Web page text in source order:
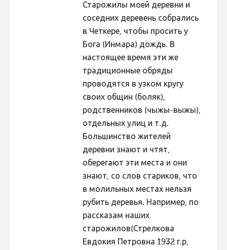
Старожилы моей деревни и
соседних деревень собрались
в Четкере, чтобы просить у
Бога (Инмара) дождь. В
настоящее время эти же
традиционные обряды
проводятся в узком кругу
своих общин (боляк),
родственников (чыжы-выжы),
отдельных улиц и т.д.
Большинство жителей
деревни знают и чтят,
оберегают эти места и они
знают, со слов стариков, что
в молильных местах нельзя
рубить деревья. Например, по
рассказам наших
старожилов(Стрелкова
Евдокия Петровна 1932 г.р,